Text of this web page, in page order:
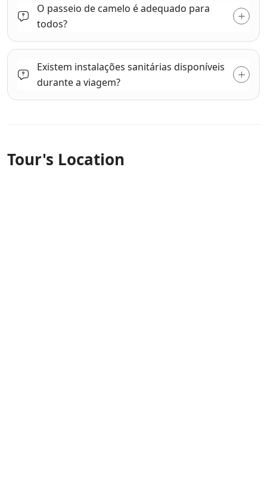
O passeio de camelo é adequado para
todos?
Existem instalações sanitárias disponíveis
durante a viagem?
Tour's Location